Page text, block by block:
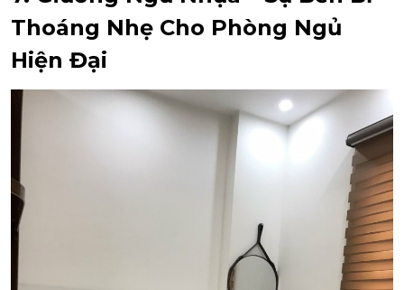
Thoáng Nhẹ Cho Phòng Ngủ
Hiện Đại